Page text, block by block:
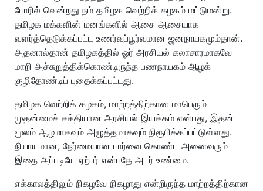
போரில் வென்றது நம் தமிழக வெற்றிக் கழகம் மட்டுமன்று.
தமிழக மக்களின் மனங்களில் ஆசை ஆசையாக
வளர்த்தெடுக்கப்பட்ட உணர்வுப்பூர்வமான ஜனநாயகமும்தான்.
அதனால்தான் தமிழகத்தில் ஓர் அரசியல் கலாசாரமாகவே
மாறி அச்சுறுத்திக்கொண்டிருந்த பணநாயகம் ஆழக்
குழிதோண்டிப் புதைக்கப்பட்டது.
தமிழக வெற்றிக் கழகம், மாற்றத்திற்கான மாபெரும்
முதன்மைச் சக்தியான அரசியல் இயக்கம் என்பது, இதன்
மூலம் ஆழமாகவும் அழுத்தமாகவும் நிரூபிக்கப்பட்டுள்ளது.
நியாயமான, நேர்மையான பார்வை கொண்ட அனைவரும்
இதை அப்படியே ஏற்பர் என்பதே அடர் உண்மை.
எக்காலத்திலும் நிகழவே நிகழாது என்றிருந்த மாற்றத்திற்கான